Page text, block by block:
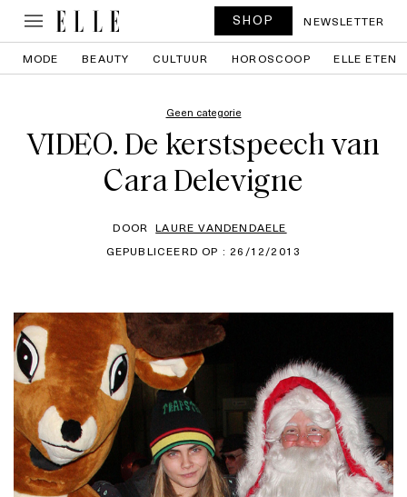
SHOP NEWSLETTER
MODE BEAUTY CULTUUR HOROSCOOP ELLE ETEN
Geen categorie
VIDEO. De kerstspeech van
Cara Delevigne
DOOR LAURE VANDENDAELE
GEPUBLICEERD OP : 26/12/2013